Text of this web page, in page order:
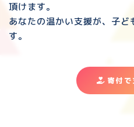
頂けます。
あなたの温かい支援が、子
す。
寄付で